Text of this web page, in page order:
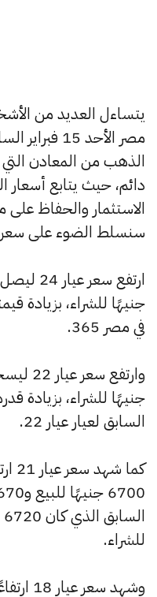
يتساءل العديد من
الذهب من المعادن
دائم، حيث يتابع
الاستثمار والحفاظ على
سنسلط الضوء على سعر
في مصر 365.
السابق لعيار عيار 22.
للشراء.
وشهد